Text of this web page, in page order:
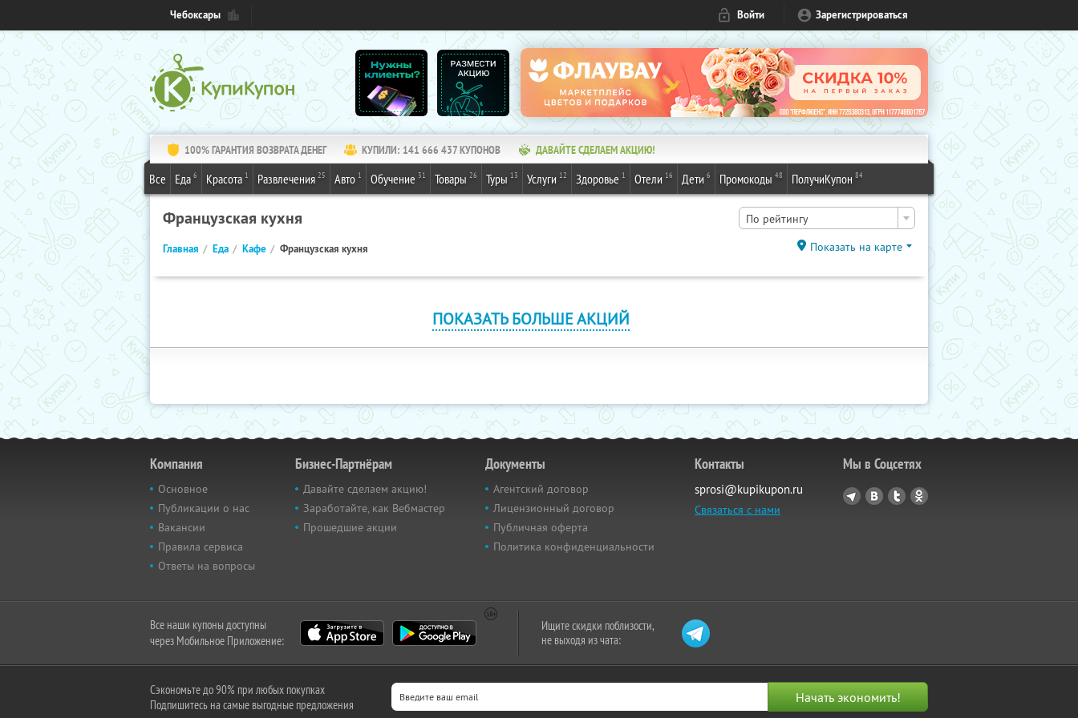
Чебоксары Войти Зарегистрироваться
100% ГАРАНТИЯ ВОЗВРАТА ДЕНЕГ КУПИЛИ: 141 666 437КУПОНОВ ДАВАЙТЕ СДЕЛАЕМ АКЦИЮ!
Все Еда 6 Красота 1 Развлечения 25 Авто 1 Обучение 31 Товары 26 Туры 13 Услуги 12 Здоровье 1 Отели 16 Дети 6 Промокоды 48 ПолучиКупон 84
Французская кухня По рейтингу
Главная Еда Кафе Французская кухня Показать на карте
ПОКАЗАТЬ БОЛЬШЕ АКЦИЙ
Компания
Основное
Публикации о нас
Вакансии
Правила сервиса
Ответы на вопросы
Бизнес-Партнёрам
Давайте сделаем акцию!
Заработайте, как Вебмастер
Прошедшие акции
Документы
Агентский договор
Лицензионный договор
Публичная оферта
Политика конфиденциальности
Контакты
sprosi@kupikupon.ru
Связаться с нами
Мы в Соцсетях
Все наши купоны доступны
через Мобильное Приложение:
Ищите скидки поблизости,
не выходя из чата:
Сэкономьте до 90% при любых покупках
Подпишитесь на самые выгодные предложения